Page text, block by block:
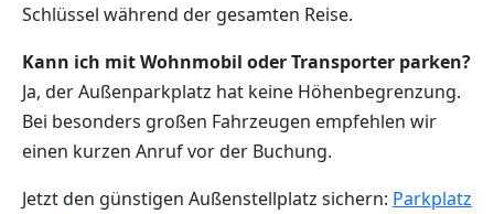
Schlüssel während der gesamten Reise.
Kann ich mit Wohnmobil oder Transporter parken?
Ja, der Außenparkplatz hat keine Höhenbegrenzung.
Bei besonders großen Fahrzeugen empfehlen wir
einen kurzen Anruf vor der Buchung.
Jetzt den günstigen Außenstellplatz sichern: Parkplatz